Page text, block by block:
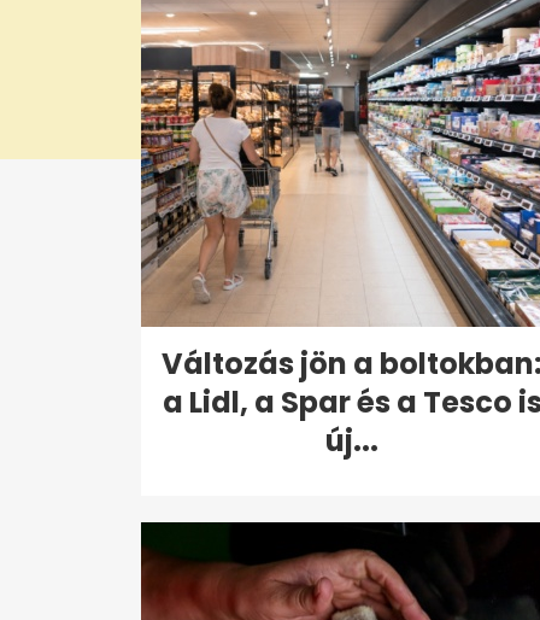
Változás jön a boltokban:
a Lidl, a Spar és a Tesco is
új...